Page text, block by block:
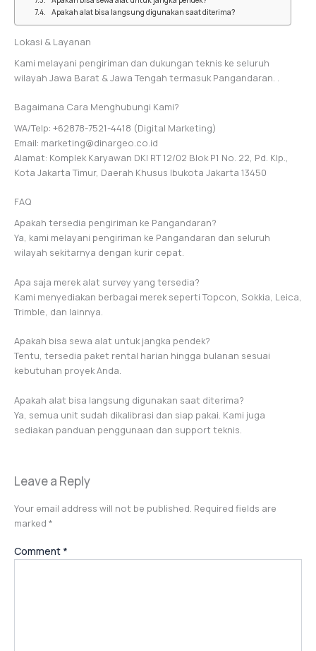
Apakah alat bisa langsung digunakan saat diterima?
Lokasi & Layanan
Kami melayani pengiriman dan dukungan teknis ke seluruh
wilayah Jawa Barat & Jawa Tengah termasuk Pangandaran. .
Bagaimana Cara Menghubungi Kami?
WA/Telp: +62878-7521-4418 (Digital Marketing)
Email: marketing@dinargeo.co.id
Alamat: Komplek Karyawan DKI RT 12/02 Blok P1 No. 22, Pd. Klp.,
Kota Jakarta Timur, Daerah Khusus Ibukota Jakarta 13450
FAQ
Apakah tersedia pengiriman ke Pangandaran?
Ya, kami melayani pengiriman ke Pangandaran dan seluruh
wilayah sekitarnya dengan kurir cepat.
Apa saja merek alat survey yang tersedia?
Kami menyediakan berbagai merek seperti Topcon, Sokkia, Leica,
Trimble, dan lainnya.
Apakah bisa sewa alat untuk jangka pendek?
Tentu, tersedia paket rental harian hingga bulanan sesuai
kebutuhan proyek Anda.
Apakah alat bisa langsung digunakan saat diterima?
Ya, semua unit sudah dikalibrasi dan siap pakai. Kami juga
sediakan panduan penggunaan dan support teknis.
Leave a Reply
Your email address will not be published. Required fields are
marked *
Comment *